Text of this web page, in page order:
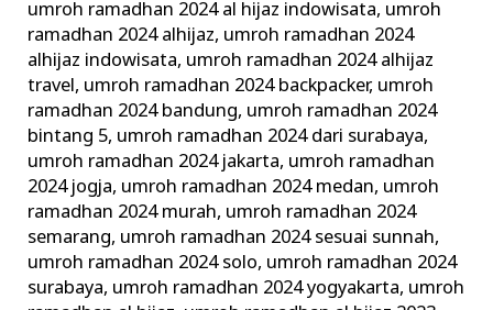
umroh ramadhan 2024 al hijaz indowisata, umroh
ramadhan 2024 alhijaz, umroh ramadhan 2024
alhijaz indowisata, umroh ramadhan 2024 alhijaz
travel, umroh ramadhan 2024 backpacker, umroh
ramadhan 2024 bandung, umroh ramadhan 2024
bintang 5, umroh ramadhan 2024 dari surabaya,
umroh ramadhan 2024 jakarta, umroh ramadhan
2024 jogja, umroh ramadhan 2024 medan, umroh
ramadhan 2024 murah, umroh ramadhan 2024
semarang, umroh ramadhan 2024 sesuai sunnah,
umroh ramadhan 2024 solo, umroh ramadhan 2024
surabaya, umroh ramadhan 2024 yogyakarta, umroh